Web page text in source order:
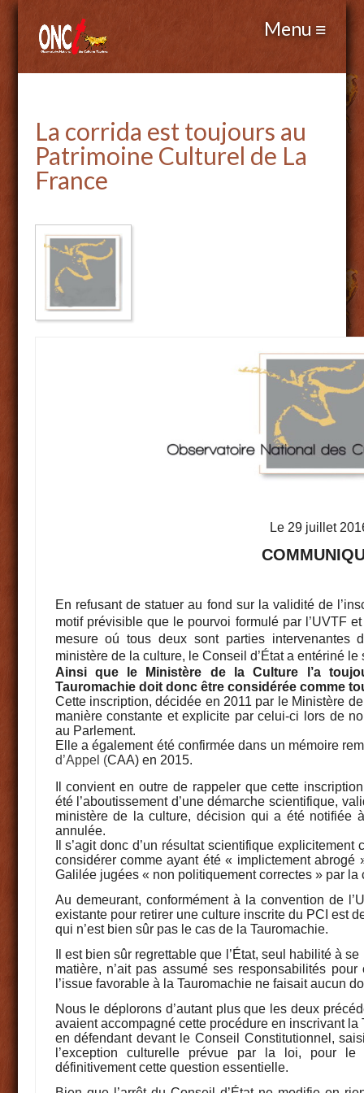
La corrida est toujours au
Patrimoine Culturel de La
France
Le 29 juillet
En refusant de statuer au fond sur la validité de
motif prévisible que le pourvoi formulé par l’UVTF
mesure oú tous deux sont parties intervenantes
ministère de la culture, le Conseil d’État a entériné le
Ainsi que le Ministère de la Culture l’a
Tauromachie doit donc être considérée comme
Cette inscription, décidée en 2011 par le Ministère
manière constante et explicite par celui-ci lors de
au Parlement.
Elle a également été confirmée dans un mémoire
d’Appel (CAA) en 2015.
Il convient en outre de rappeler que cette
été l’aboutissement d’une démarche scientifique,
ministère de la culture, décision qui a été notifiée
annulée.
Il s’agit donc d’un résultat scientifique
considérer comme ayant été « implictement
Galilée jugées « non politiquement correctes » par la
Au demeurant, conformément à la convention de
existante pour retirer une culture inscrite du PCI est
qui n’est bien sûr pas le cas de la Tauromachie.
Il est bien sûr regrettable que l’État, seul habilité à
matière, n’ait pas assumé ses responsabilités
l’issue favorable à la Tauromachie ne faisait aucun
Nous le déplorons d’autant plus que les deux
avaient accompagné cette procédure en inscrivant
en défendant devant le Conseil Constitutionnel,
l’exception culturelle prévue par la loi, pour
définitivement cette question essentielle.